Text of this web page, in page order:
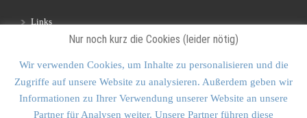
Links
KONTAKT & SITEMAP
Nur noch kurz die Cookies (leider nötig)
Wir verwenden Cookies, um Inhalte zu personalisieren und die
Zugriffe auf unsere Website zu analysieren. Außerdem geben wir
Informationen zu Ihrer Verwendung unserer Website an unsere
Partner für Analysen weiter. Unsere Partner führen diese